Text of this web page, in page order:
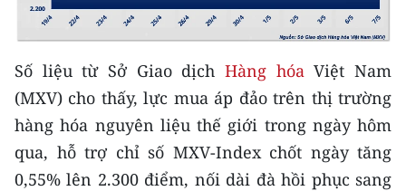
中文
FRANÇAIS
РУССКИЙ
ESPAÑOL
한국어
Số liệu từ Sở Giao dịch Hàng hóa Việt Nam
(MXV) cho thấy, lực mua áp đảo trên thị trường
hàng hóa nguyên liệu thế giới trong ngày hôm
qua, hỗ trợ chỉ số MXV-Index chốt ngày tăng
0,55% lên 2.300 điểm, nối dài đà hồi phục sang